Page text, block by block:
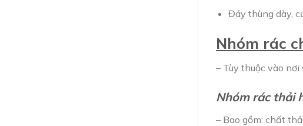
Đáy thùng dày,
Nhóm rác
– Tùy thuộc vào
Nhóm rác thải
– Bao gồm: chất